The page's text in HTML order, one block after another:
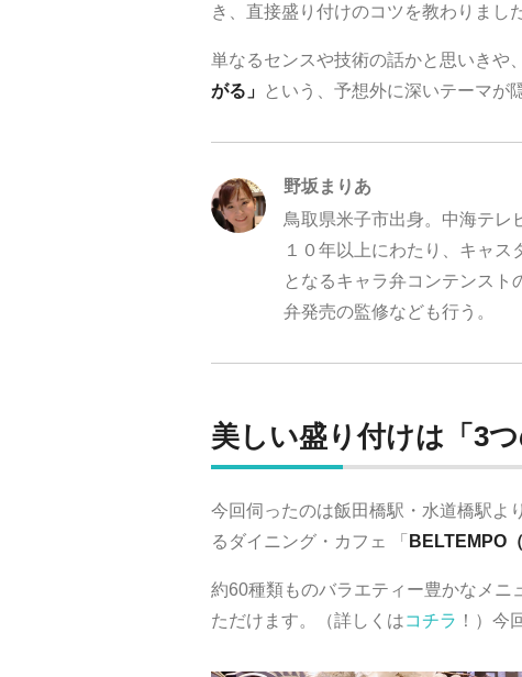
き、直接盛り付けのコツを教わりまし
単なるセンスや技術の話かと思いきや
がる」
という、予想外に深いテーマが
野坂まりあ
鳥取県米子市出身。中海テレ
１０年以上にわたり、キャ
となるキャラ弁コンテンスト
弁発売の監修なども行う。
美しい盛り付けは「3
今回伺ったのは飯田橋駅・水道橋駅よ
るダイニング・カフェ 「 BELTEMPO
約60種類ものバラエティー豊かなメニ
ただけます。（詳しくはコチラ ！）今